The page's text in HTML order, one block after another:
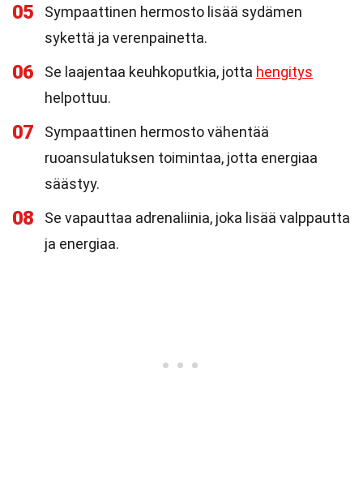
05
Sympaattinen hermosto lisää sydämen
sykettä ja verenpainetta.
06 Se laajentaa keuhkoputkia, jotta hengitys
helpottuu.
07
Sympaattinen hermosto vähentää
ruoansulatuksen toimintaa, jotta energiaa
säästyy.
08
Se vapauttaa adrenaliinia, joka lisää valppautta
ja energiaa.